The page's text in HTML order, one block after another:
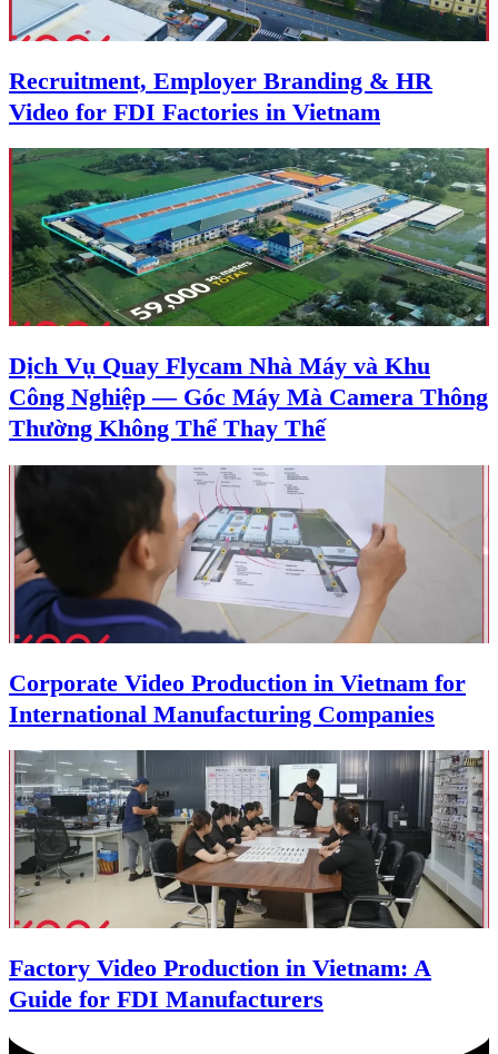
Recruitment, Employer Branding & HR
Video for FDI Factories in Vietnam
Dịch Vụ Quay Flycam Nhà Máy và Khu
Công Nghiệp — Góc Máy Mà Camera Thông
Thường Không Thể Thay Thế
Corporate Video Production in Vietnam for
International Manufacturing Companies
Factory Video Production in Vietnam: A
Guide for FDI Manufacturers